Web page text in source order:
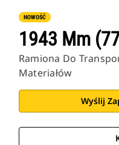
NOWOŚĆ
1943 Mm
Ramiona Do
Materiałów
Wyślij